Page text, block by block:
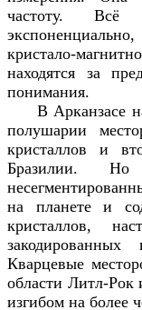
частоту. Всё
кристало-
находятся за
понимания.
В Арканзасе
полушарии
кристаллов и
Бразилии. Но
на планете и
кристаллов,
Кварцевые
области Литл-Рок
изгибом на более